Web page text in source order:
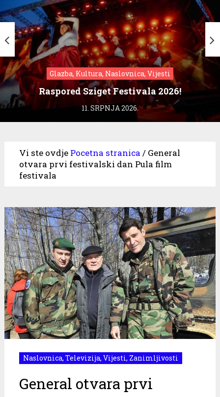
Glazba, Kultura, Naslovnica, Vijesti
Raspored Sziget Festivala 2026!
11. SRPNJA 2026.
Vi ste ovdje Pocetna stranica / General
otvara prvi festivalski dan Pula film
festivala
Naslovnica, Televizija, Vijesti, Zanimljivosti
General otvara prvi